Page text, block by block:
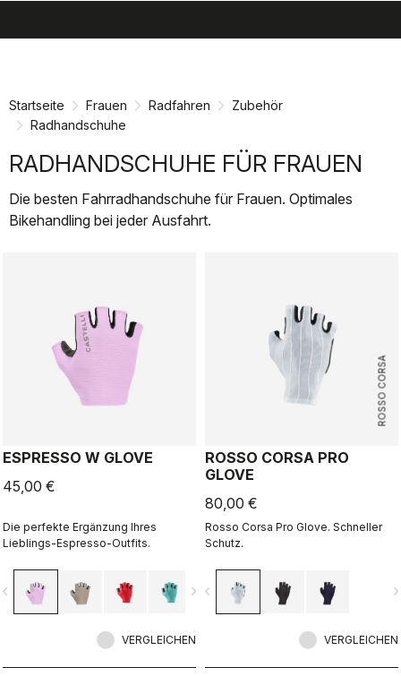
Startseite Frauen Radfahren
Zubehör
Radhandschuhe
RADHANDSCHUHE FÜR FRAUEN
Die besten Fahrradhandschuhe für Frauen. Optimales
Bikehandling bei jeder Ausfahrt.
ESPRESSO W GLOVE
45,00 €
Die perfekte Ergänzung Ihres
Lieblings-Espresso-Outfits.
navigate_next
VERGLEICHEN
ROSSO CORSA
ROSSO CORSA PRO
GLOVE
80,00 €
Rosso Corsa Pro Glove. Schneller
Schutz.
navigate_before
VERGLEICHEN